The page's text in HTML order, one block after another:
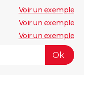
Voir un exemple
Voir un exemple
Voir un exemple